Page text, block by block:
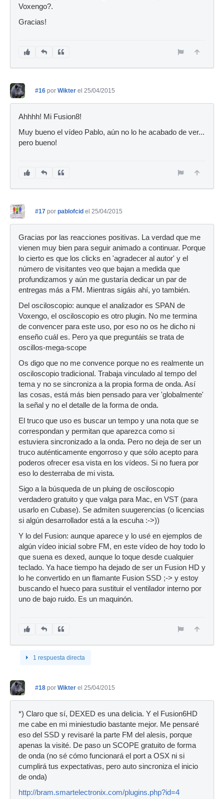
Voxengo?.
Gracias!
#16 por Wikter el 25/04/2015
Ahhhh! Mi Fusion8!
Muy bueno el vídeo Pablo, aún no lo he acabado de ver...
pero bueno!
#17 por pablofcid el 25/04/2015
Gracias por las reacciones positivas. La verdad que me
vienen muy bien para seguir animado a continuar. Porque
lo cierto es que los clicks en 'agradecer al autor' y el
número de visitantes veo que bajan a medida que
profundizamos y aún me gustaría dedicar un par de
entregas más a FM. Mientras sigáis ahí, yo también.
Del osciloscopio: aunque el analizador es SPAN de
Voxengo, el osciloscopio es otro plugin. No me termina
de convencer para este uso, por eso no os he dicho ni
enseño cuál es. Pero ya que preguntáis se trata de
oscillos-mega-scope
Os digo que no me convence porque no es realmente un
osciloscopio tradicional. Trabaja vinculado al tempo del
tema y no se sincroniza a la propia forma de onda. Así
las cosas, está más bien pensado para ver 'globalmente'
la señal y no el detalle de la forma de onda.
El truco que uso es buscar un tempo y una nota que se
correspondan y permitan que aparezca como si
estuviera sincronizado a la onda. Pero no deja de ser un
truco auténticamente engorroso y que sólo acepto para
poderos ofrecer esa vista en los vídeos. Si no fuera por
eso lo desterraba de mi vista.
Sigo a la búsqueda de un pluing de osciloscopio
verdadero gratuito y que valga para Mac, en VST (para
usarlo en Cubase). Se admiten suugerencias (o licencias
si algún desarrollador está a la escuha :->))
Y lo del Fusion: aunque aparece y lo usé en ejemplos de
algún vídeo inicial sobre FM, en este vídeo de hoy todo lo
que suena es dexed, aunque lo toque desde cualquier
teclado. Ya hace tiempo ha dejado de ser un Fusion HD y
lo he convertido en un flamante Fusion SSD ;-> y estoy
buscando el hueco para sustituir el ventilador interno por
uno de bajo ruido. Es un maquinón.
1 respuesta directa
#18 por Wikter el 25/04/2015
*) Claro que sí, DEXED es una delicia. Y el Fusion6HD
me cabe en mi miniestudio bastante mejor. Me pensaré
eso del SSD y revisaré la parte FM del alesis, porque
apenas la visité. De paso un SCOPE gratuito de forma
de onda (no sé cómo funcionará el port a OSX ni si
cumplirá tus expectativas, pero auto sincroniza el inicio
de onda)
http://bram.smartelectronix.com/plugins.php?id=4